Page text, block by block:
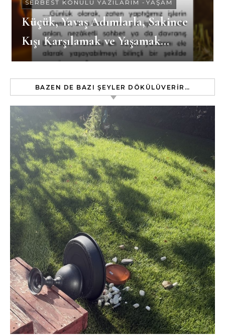
SERBEST KONULU YAZILARIM - YAŞAM
Küçük, Yavaş Adımlarla, Sakince
Kışı Karşılamak ve Yaşamak…
BAZEN DE BAZI ŞEYLER DÖKÜLÜVERIR…